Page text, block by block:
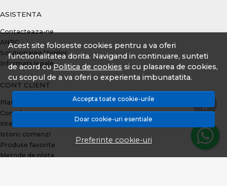
Acest site foloseste cookies pentru a va oferi
functionalitatea dorita. Navigand in continuare, sunteti
de acord cuPolitica de cookies si cu plasarea de cookies,
cu scopul de a va oferi o experienta imbunatatita.
Accepta toate cookie-urile
Doar cookie-uri esentiale
Preferinte cookie-uri
ASISTENTA
Contacteaza-ne
ANPC
Solutionarea litigiilor
Informatii legale
CONT CLIENT
Plata prin TBI Bank
Contul meu
Inregistrare
Istoric comenzi
Produse favorite
Metode de plata